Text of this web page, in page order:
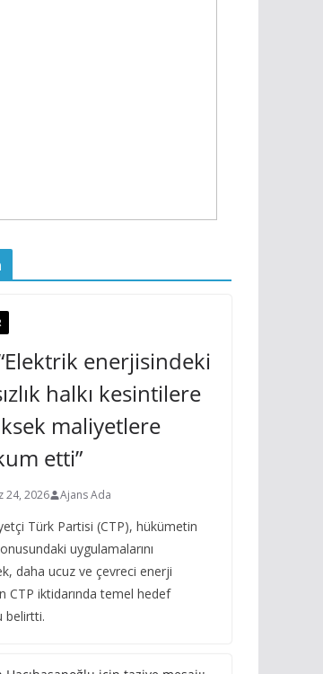
enerjisindeki
halkı kesintilere
maliyetlere
etti”
24, 2026 Ajans Ada
Türk Partisi (CTP), hükümetin
uygulamalarını
daha ucuz ve çevreci enerji
CTP iktidarında temel hedef
belirtti.